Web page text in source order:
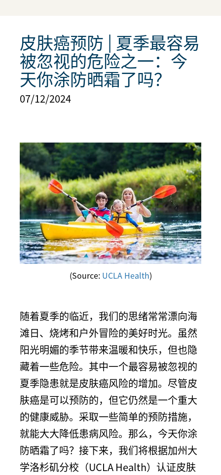
皮肤癌预防 | 夏季最容易
被忽视的危险之一：今
天你涂防晒霜了吗？
07/12/2024
(Source: UCLA Health)
随着夏季的临近，我们的思绪常常漂向海
滩日、烧烤和户外冒险的美好时光。虽然
阳光明媚的季节带来温暖和快乐，但也隐
藏着一些危险。其中一个最容易被忽视的
夏季隐患就是皮肤癌风险的增加。尽管皮
肤癌是可以预防的，但它仍然是一个重大
的健康威胁。采取一些简单的预防措施，
就能大大降低患病风险。那么，今天你涂
防晒霜了吗？接下来，我们将根据加州大
学洛杉矶分校（UCLA Health）认证皮肤